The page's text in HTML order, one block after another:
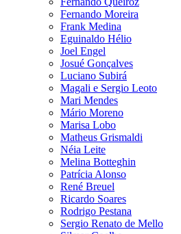
Fernando Moreira
Frank Medina
Eguinaldo Hélio
Joel Engel
Josué Gonçalves
Luciano Subirá
Magali e Sergio Leoto
Mari Mendes
Mário Moreno
Marisa Lobo
Matheus Grismaldi
Néia Leite
Melina Botteghin
Patrícia Alonso
René Breuel
Ricardo Soares
Rodrigo Pestana
Sergio Renato de Mello